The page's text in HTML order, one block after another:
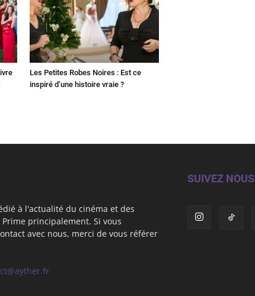
Les Petites Robes Noires : Est ce
inspiré d’une histoire vraie ?
à l'actualité du cinéma et des
principalement. Si vous
avec nous, merci de vous référer
SUIVEZ NOUS